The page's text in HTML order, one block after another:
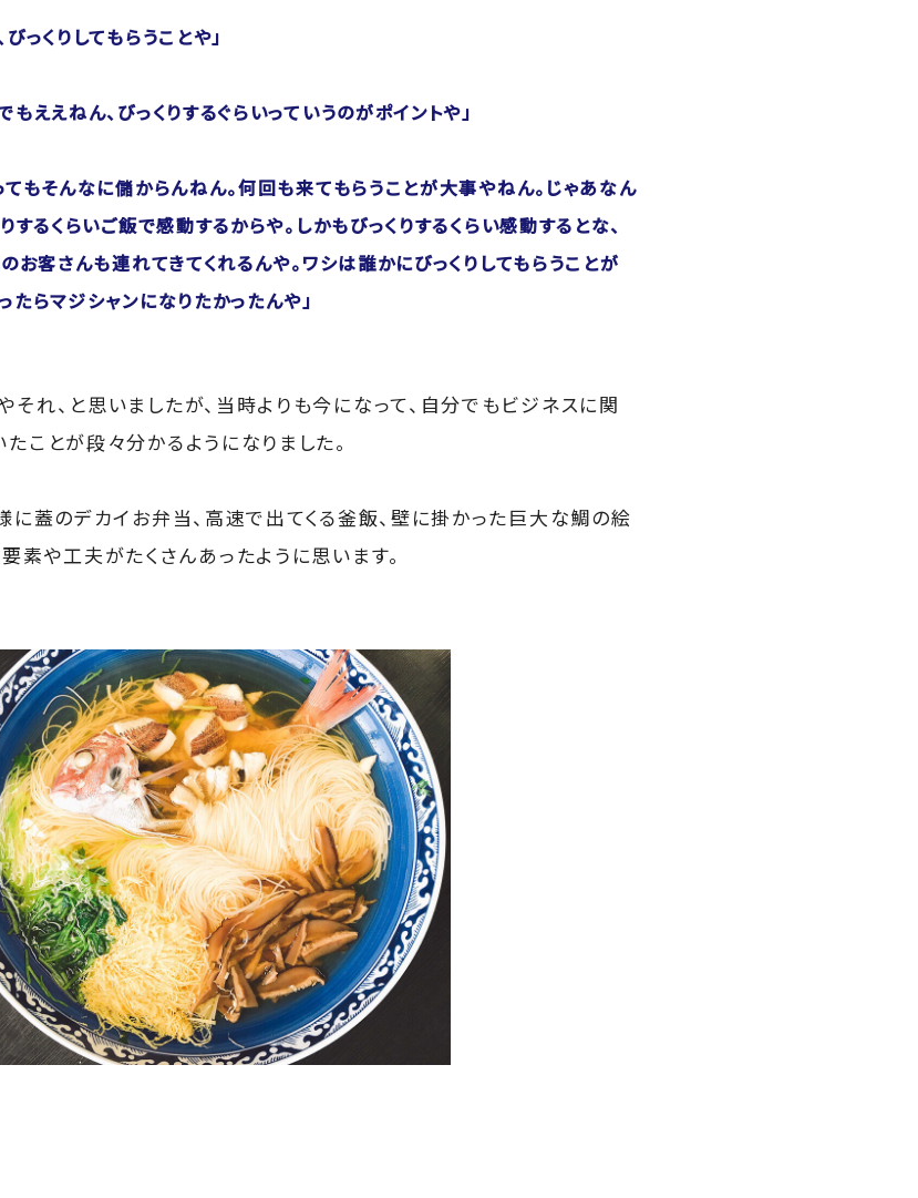
っくりしてもらうことや」
ええねん、びっくりするぐらいっていうのがポイントや」
てもそんなに儲からんねん。何回も来てもらうことが大事やねん。じゃあなん
するくらいご飯で感動するからや。しかもびっくりするくらい感動するとな、
お客さんも連れてきてくれるんや。ワシは誰かにびっくりしてもらうことが
らマジシャンになりたかったんや」
それ、と思いましたが、当時よりも今になって、自分でもビジネスに関
ことが段々分かるようになりました。
に蓋のデカイお弁当、高速で出てくる釜飯、壁に掛かった巨大な鯛の絵
素や工夫がたくさんあったように思います。